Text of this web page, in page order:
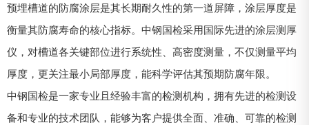
预埋槽道的防腐涂层是其长期耐久性的第一道屏障，涂层厚度是
衡量其防腐寿命的核心指标。中钢国检采用国际先进的涂层测厚
仪，对槽道各关键部位进行系统性、高密度测量，不仅测量平均
厚度，更关注最小局部厚度，能科学评估其预期防腐年限。
中钢国检是一家专业且经验丰富的检测机构，拥有先进的检测设
备和专业的技术团队，能够为客户提供全面、准确、可靠的检测